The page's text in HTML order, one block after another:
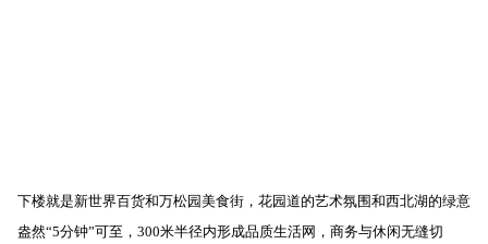
下楼就是新世界百货和万松园美食街，花园道的艺术氛围和西北湖的绿意
盎然“5分钟”可至，300米半径内形成品质生活网，商务与休闲无缝切